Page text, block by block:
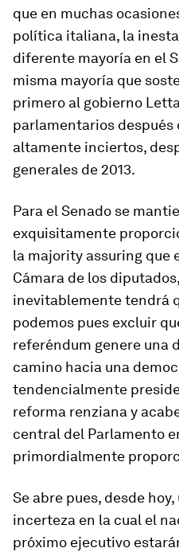
que en muchas
política italiana, la
diferente mayoría en el
misma mayoría que
primero al gobierno
parlamentarios después
altamente inciertos,
generales de 2013.
Para el Senado se
exquisitamente
la majority assuring que
Cámara de los
inevitablemente tendrá
podemos pues excluir
referéndum genere una
camino hacia una
tendencialmente
reforma renziana y
central del Parlamento
primordialmente
Se abre pues, desde
incerteza en la cual el
próximo ejecutivo